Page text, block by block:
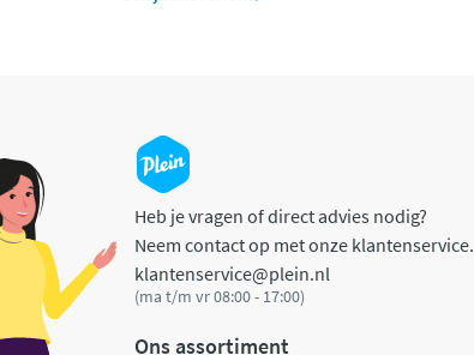
Heb je vragen of direct advies nodig?
Neem contact op met onze klantenservice.
klantenservice@plein.nl
(ma t/m vr 08:00 - 17:00)
Ons assortiment